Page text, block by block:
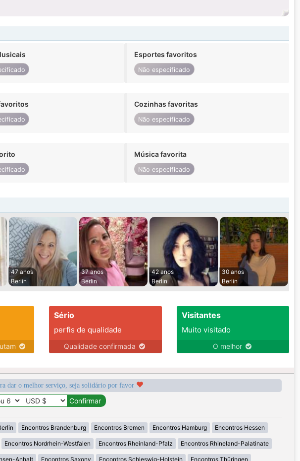
Esportes favoritos
Não especificado
Cozinhas favoritas
Não especificado
Música favorita
Não especificado
47 anos
Berlin
37 anos
Berlin
42 anos
Berlin
30 anos
Berlin
Sério
perfis de qualidade
Qualidade confirmada
Visitantes
Muito visitado
O melhor
dar o melhor serviço, seja solidário por favor
Encontros Brandenburg Encontros Bremen Encontros Hamburg Encontros Hessen
Encontros Nordrhein-Westfalen Encontros Rheinland-Pfalz Encontros Rhineland-Palatinate
Anhalt Encontros Saxony Encontros Schleswig-Holstein Encontros Thüringen